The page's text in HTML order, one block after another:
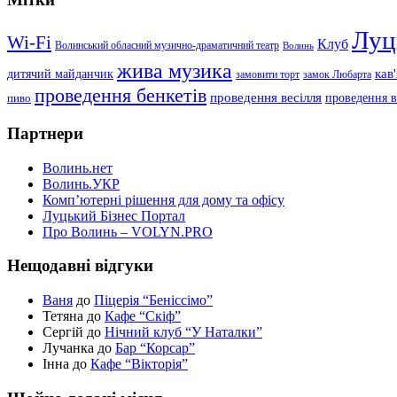
Wi-Fi Волинський обласний музично-драматичний театр Волинь Клуб
дитячий майданчик жива музика замовити торт замок Любарта
пиво проведення бенкетів проведення весілля проведення
Партнери
Волинь.нет
Волинь.УКР
Комп’ютерні рішення для дому та офісу
Луцький Бізнес Портал
Про Волинь – VOLYN.PRO
Нещодавні відгуки
Ваня до Піцерія “Беніссімо”
Тетяна до Кафе “Скіф”
Сергій до Нічний клуб “У Наталки”
Лучанка до Бар “Корсар”
Інна до Кафе “Вікторія”